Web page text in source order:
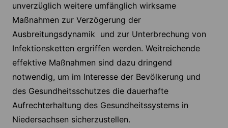
unverzüglich weitere umfänglich wirksame
Maßnahmen zur Verzögerung der
Ausbreitungsdynamik und zur Unterbrechung von
Infektionsketten ergriffen werden. Weitreichende
effektive Maßnahmen sind dazu dringend
notwendig, um im Interesse der Bevölkerung und
des Gesundheitsschutzes die dauerhafte
Aufrechterhaltung des Gesundheitssystems in
Niedersachsen sicherzustellen.